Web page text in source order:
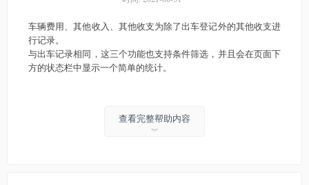
车辆费用、其他收入、其他收支为除了出车登记外的其他收支进
行记录。
与出车记录相同，这三个功能也支持条件筛选，并且会在页面下
方的状态栏中显示一个简单的统计。
查看完整帮助内容
︾